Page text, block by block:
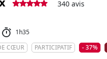
340 avis
1h35
CŒUR PARTICIPATIF - 37%